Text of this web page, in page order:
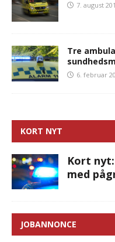
7. august
Tre
6. februar
KORT NYT
Kort
med
JOBANNONCE